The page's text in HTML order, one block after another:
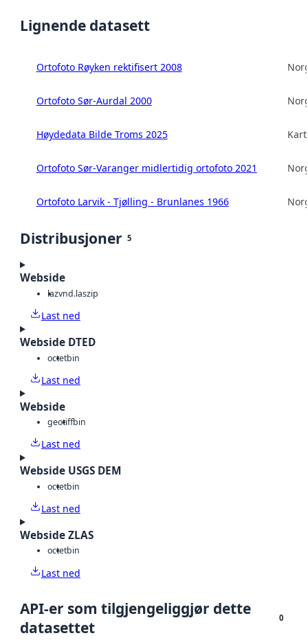
Lignende datasett
Ortofoto Røyken rektifisert 2008
Ortofoto Sør-Aurdal 2000
Høydedata Bilde Troms 2025
Ortofoto Sør-Varanger midlertidig ortofoto 2021
Ortofoto Larvik - Tjølling - Brunlanes 1966
Distribusjoner 5
Webside
lazvnd.laszip
Last ned
Webside DTED
octetbin
Last ned
Webside
geotiffbin
Last ned
Webside USGS DEM
octetbin
Last ned
Webside ZLAS
octetbin
Last ned
API-er som tilgjengeliggjør dette
datasettet
0